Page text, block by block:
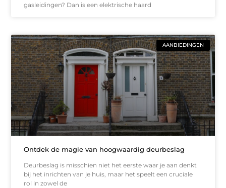
gasleidingen? Dan is een elektrische haard
AANBIEDINGEN
Ontdek de magie van hoogwaardig deurbeslag
Deurbeslag is misschien niet het eerste waar je aan denkt
bij het inrichten van je huis, maar het speelt een cruciale
rol in zowel de